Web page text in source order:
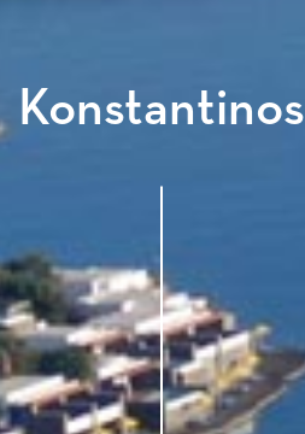
Konstantinos